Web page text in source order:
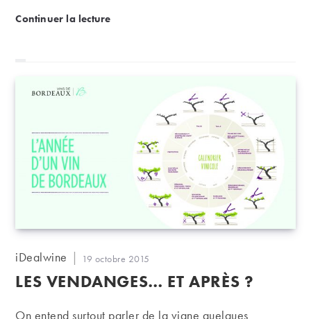
Continuer la lectureLe groupe Chanel investit dans la Napa Valley
Auteur/autrice
la
iDealwine
Publication
publiée :
19 octobre 2015
LES VENDANGES… ET APRÈS ?
On entend surtout parler de la vigne quelques